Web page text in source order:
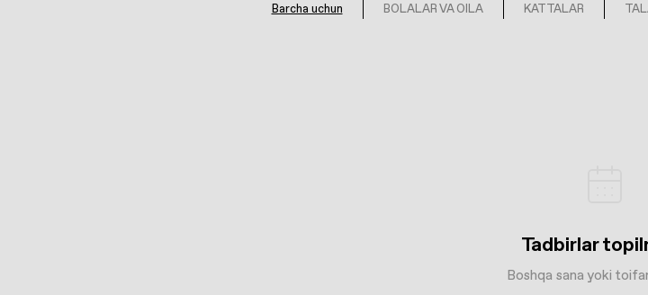
Barcha uchun BOLALAR VA OILA KATTALAR
Tadbirlar
Boshqa sana yoki